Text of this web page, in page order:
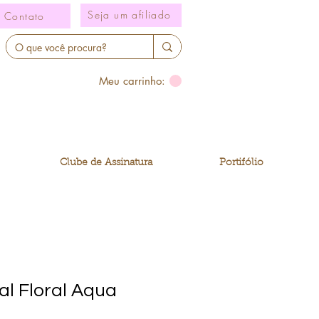
Contato Seja um afiliado
Meu carrinho:
Clube de Assinatura Portifólio
Floral Aqua